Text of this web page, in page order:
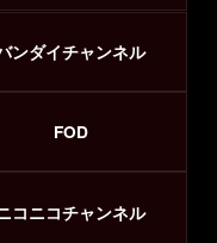
ンダイチャンネル
FOD
コニコチャンネル